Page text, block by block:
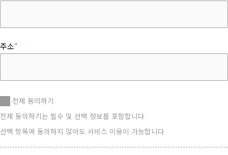
주소
전체 동의하기
전체 동의하기는 필수 및 선택 정보를 포함합니다.
선택 항목에 동의하지 않아도 서비스 이용이 가능합니다.